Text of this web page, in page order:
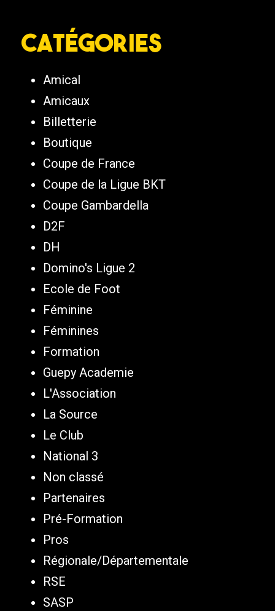
Catégories
Amical
Amicaux
Billetterie
Boutique
Coupe de France
Coupe de la Ligue BKT
Coupe Gambardella
D2F
DH
Domino's Ligue 2
Ecole de Foot
Féminine
Féminines
Formation
Guepy Academie
L'Association
La Source
Le Club
National 3
Non classé
Partenaires
Pré-Formation
Pros
Régionale/Départementale
RSE
SASP